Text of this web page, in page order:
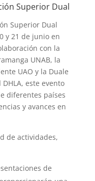
Superior Dual
Superior Dual
y 21 de junio en
con la
UNAB, la
UAO y la Duale
este evento
diferentes países
y avances en
de actividades,
de